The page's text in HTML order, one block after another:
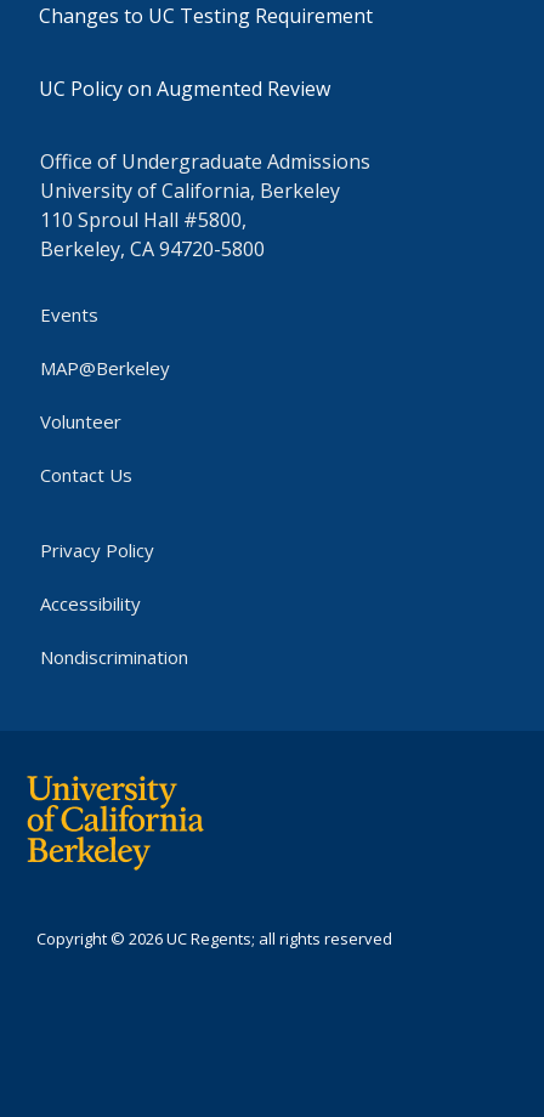
Changes to UC Testing Requirement
UC Policy on Augmented Review
Office of Undergraduate Admissions
University of California, Berkeley
110 Sproul Hall #5800,
Berkeley, CA 94720-5800
Events
MAP@Berkeley
Volunteer
Contact Us
Privacy Policy
Accessibility
Nondiscrimination
Copyright © 2026 UC Regents; all rights reserved